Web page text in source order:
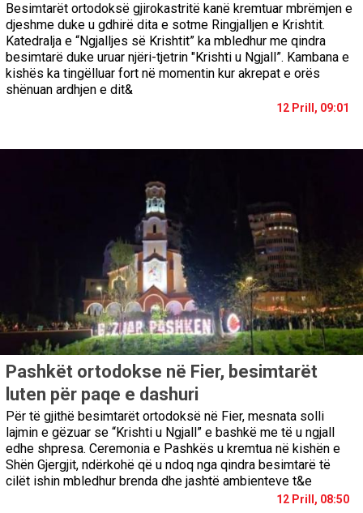
Besimtarët ortodoksë gjirokastritë kanë kremtuar mbrëmjen e
djeshme duke u gdhirë dita e sotme Ringjalljen e Krishtit.
Katedralja e “Ngjalljes së Krishtit” ka mbledhur me qindra
besimtarë duke uruar njëri-tjetrin "Krishti u Ngjall”. Kambana e
kishës ka tingëlluar fort në momentin kur akrepat e orës
shënuan ardhjen e dit&
12 Prill, 09:01
Pashkët ortodokse në Fier, besimtarët
luten për paqe e dashuri
Për të gjithë besimtarët ortodoksë në Fier, mesnata solli
lajmin e gëzuar se “Krishti u Ngjall” e bashkë me të u ngjall
edhe shpresa. Ceremonia e Pashkës u kremtua në kishën e
Shën Gjergjit, ndërkohë që u ndoq nga qindra besimtarë të
cilët ishin mbledhur brenda dhe jashtë ambienteve t&e
12 Prill, 08:50